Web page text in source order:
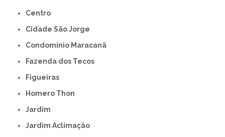
Centro
Cidade São Jorge
Condomínio Maracanã
Fazenda dos Tecos
Figueiras
Homero Thon
Jardim
Jardim Aclimação